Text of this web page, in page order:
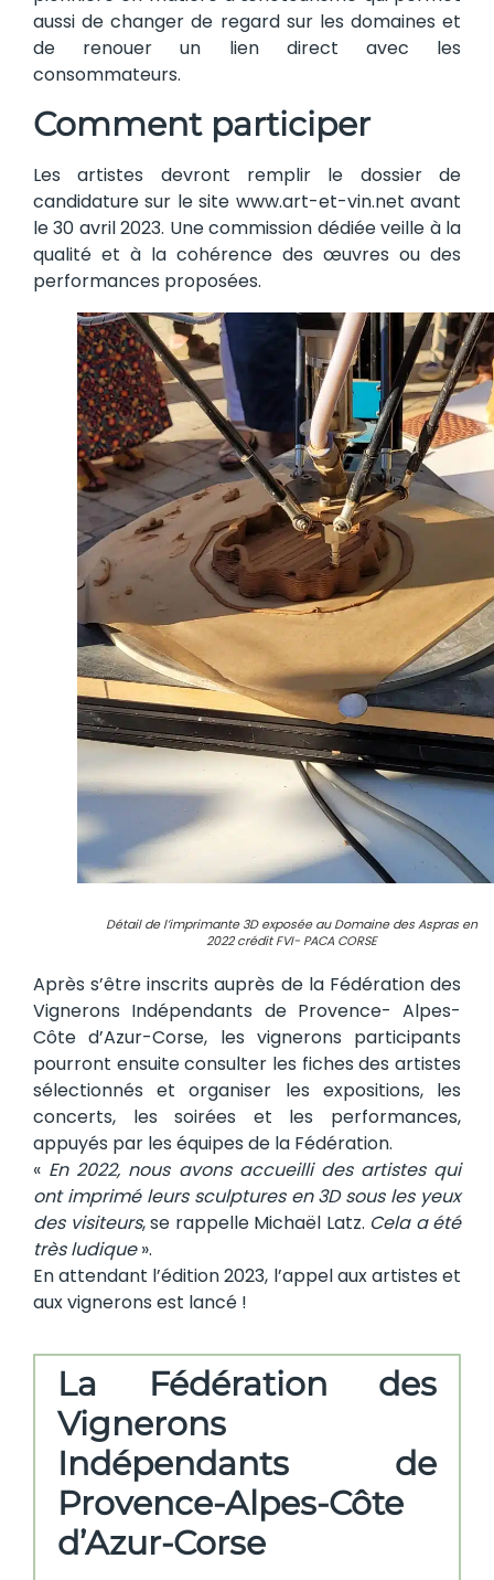
aussi de changer de regard sur les domaines et
de renouer un lien direct avec les
consommateurs.
Comment participer
Les artistes devront remplir le dossier de
candidature sur le site www.art-et-vin.net avant
le 30 avril 2023. Une commission dédiée veille à la
qualité et à la cohérence des œuvres ou des
performances proposées.
Détail de l’imprimante 3D exposée au Domaine des Aspras en
2022 crédit FVI- PACA CORSE
Après s’être inscrits auprès de la Fédération des
Vignerons Indépendants de Provence- Alpes-
Côte d’Azur-Corse, les vignerons participants
pourront ensuite consulter les fiches des artistes
sélectionnés et organiser les expositions, les
concerts, les soirées et les performances,
appuyés par les équipes de la Fédération.
« En 2022, nous avons accueilli des artistes qui
ont imprimé leurs sculptures en 3D sous les yeux
des visiteurs, se rappelle Michaël Latz. Cela a été
très ludique».
En attendant l’édition 2023, l’appel aux artistes et
aux vignerons est lancé !
La Fédération des
Vignerons
Indépendants de
Provence-Alpes-Côte
d’Azur-Corse